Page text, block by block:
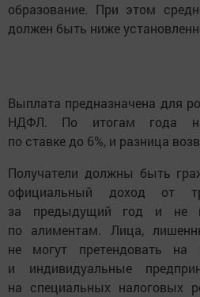
образование. При этом
должен быть ниже
Выплата предназначена для
НДФЛ. По итогам года
по ставке до 6%, и разница
Получатели должны быть
официальный доход от
за предыдущий год и не
по алиментам. Лица,
не могут претендовать на
и индивидуальные
на специальных налоговых